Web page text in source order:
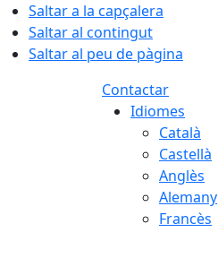
Saltar a la capçalera
Saltar al contingut
Saltar al peu de pàgina
Contactar
Idiomes
Català
Castellà
Anglès
Alemany
Francès